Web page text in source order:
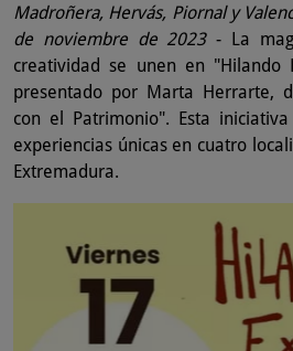
Madroñera, Hervás, Piornal y
de noviembre de 2023- La
creatividad se unen en "Hilando
presentado por Marta Herrarte,
con el Patrimonio". Esta
experiencias únicas en cuatro
Extremadura.